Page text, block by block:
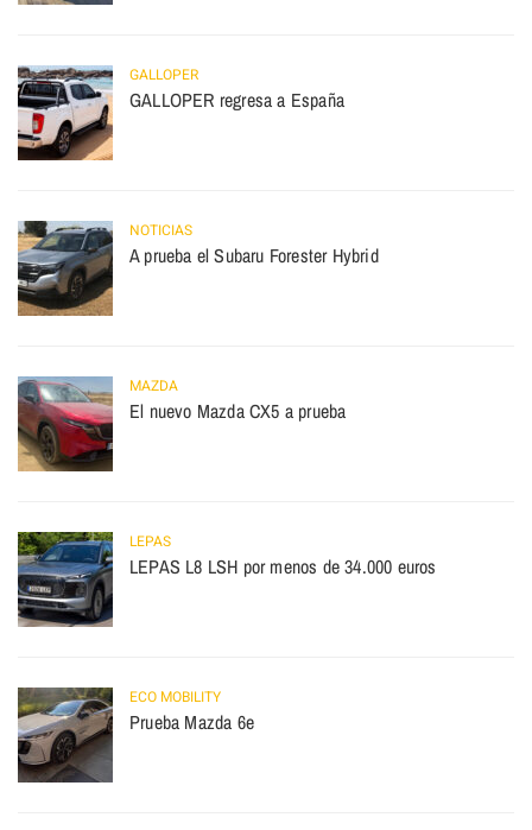
GALLOPER
GALLOPER regresa a España
NOTICIAS
A prueba el Subaru Forester Hybrid
MAZDA
El nuevo Mazda CX5 a prueba
LEPAS
LEPAS L8 LSH por menos de 34.000 euros
ECO MOBILITY
Prueba Mazda 6e